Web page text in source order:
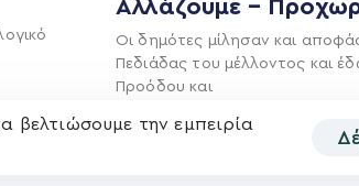
Αλλάζουμε –
Οι δημότες μίλησαν και
Πεδιάδας του μέλλοντος και
Προόδου και
kegkeroglou@gmail.com
βελτιώσουμε την εμπειρία